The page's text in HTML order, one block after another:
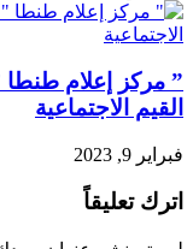
” مركز إعلام طنطا
القيم الاجتماعية
فبراير 9, 2023
اترك تعليقاً